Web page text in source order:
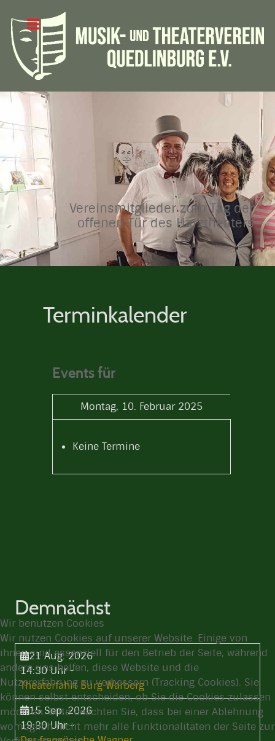
Vereinsmitglieder zum Tag der
offenen Tür des Harztheaters
Terminkalender
Events für
Montag, 10. Februar 2025
Keine Termine
Demnächst
21 Aug. 2026
14:30 Uhr-
Theaterfahrt Burg Warberg
15 Sep. 2026
19:30 Uhr-
Wir benutzen Cookies
Wir nutzen Cookies auf unserer Website. Einige von
ihnen sind essenziell für den Betrieb der Seite, während
andere uns helfen, diese Website und die
Nutzererfahrung zu verbessern (Tracking Cookies). Sie
können selbst entscheiden, ob Sie die Cookies zulassen
möchten. Bitte beachten Sie, dass bei einer Ablehnung
womöglich nicht mehr alle Funktionalitäten der Seite zur